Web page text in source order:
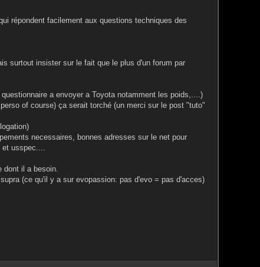
répondent facilement aux questions techniques des
surtout insister sur le fait que le plus d'un forum par
a envoyer a Toyota notamment les poids,....)
of course) ça serait torché (un merci sur le post "tuto"
necessaires, bonnes adresses sur le net pour
et usspec....
dont il a besoin.
(ce qu'il y a sur evopassion: pas d'evo = pas d'acces)